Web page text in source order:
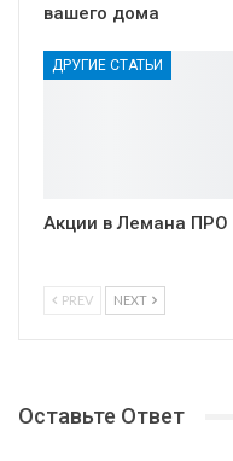
вашего дома
ДРУГИЕ СТАТЬИ
Акции в Лемана ПРО
PREV NEXT
Оставьте Ответ